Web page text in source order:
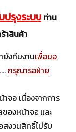
ปรุงระบบ ท่าน
าสินค้า
ยังทีมงานเพื่อขอ
....กรุณารอฝ่าย
จอ เนื่องจากการ
องหน้าจอ และ
งวนสิทธิ์ไม่รับ